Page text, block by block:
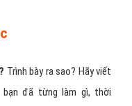
Trình bày ra sao? Hãy viết
đã từng làm gì, thời